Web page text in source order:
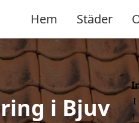
Hem Städer
i Bjuv 1